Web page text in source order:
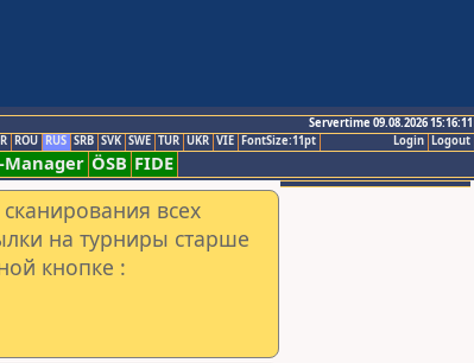
Servertime 09.08.2026 15:16:11
Logout
Login
ROU RUS SRB SVK SWE TUR UKR VIE FontSize:11pt
Manager ÖSB FIDE
всех
на турниры старше
кнопке :